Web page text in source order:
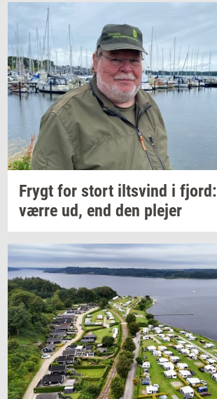
Frygt for stort iltsvind i fjord:
værre ud, end den ple­jer